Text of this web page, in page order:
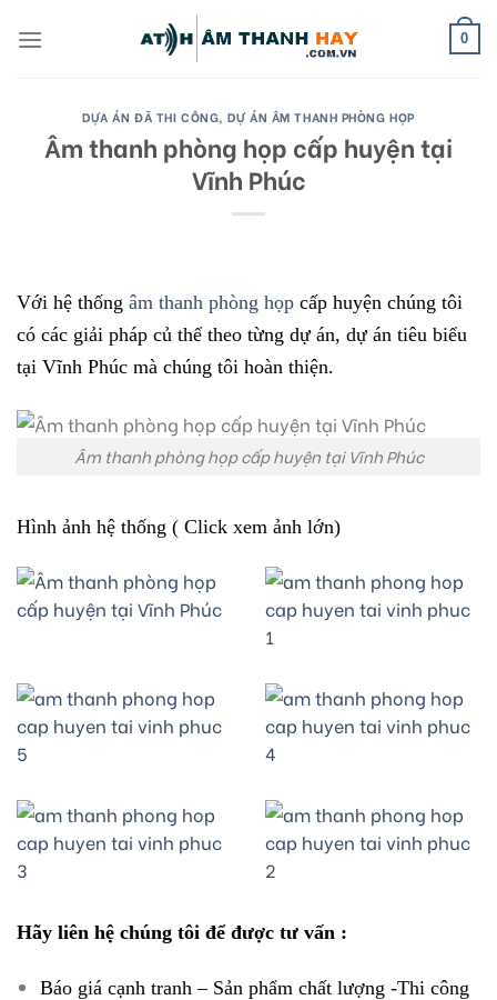
0
DỰA ÁN ĐÃ THI CÔNG,DỰ ÁN ÂM THANH PHÒNG HỌP
Âm thanh phòng họp cấp huyện tại
Vĩnh Phúc
Với hệ thống âm thanh phòng họp cấp huyện chúng tôi
có các giải pháp củ thể theo từng dự án, dự án tiêu biểu
tại Vĩnh Phúc mà chúng tôi hoàn thiện.
Âm thanh phòng họp cấp huyện tại Vĩnh Phúc
Hình ảnh hệ thống ( Click xem ảnh lớn)
Hãy liên hệ chúng tôi để được tư vấn :
Báo giá cạnh tranh – Sản phẩm chất lượng -Thi công